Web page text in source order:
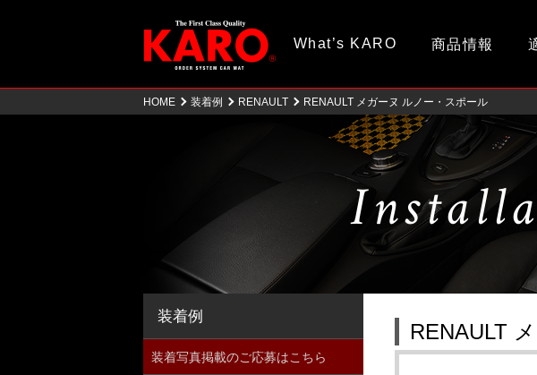
What’s KARO 商品情報
HOME 装着例 RENAULT RENAULT メガーヌ ルノー・スポール
RENAULT
装着例
装着写真掲載のご応募はこちら